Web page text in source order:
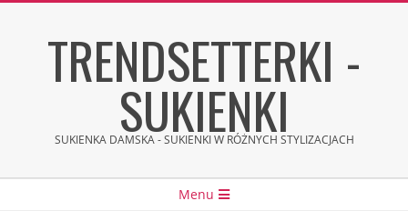
TRENDSETTERKI -
SUKIENKI
SUKIENKA DAMSKA - SUKIENKI W RÓŻNYCH STYLIZACJACH
Menu